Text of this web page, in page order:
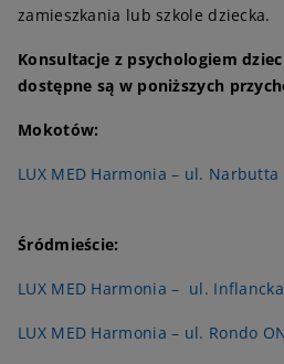
zamieszkania lub szkole dziecka.
Konsultacje z psychologiem
dostępne są w poniższych
Mokotów:
LUX MED Harmonia – ul. Narbutta
Śródmieście:
LUX MED Harmonia – ul.
LUX MED Harmonia – ul. Rondo